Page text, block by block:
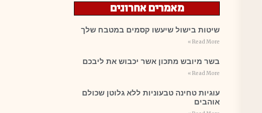
מאמרים אחרונים
שיטות בישול שיעשו קסמים במטבח שלך
Read More »
בשר מיובש מתכון אשר יכבוש את ליבכם
Read More »
עוגיות טחינה טבעוניות ללא גלוטן שכולם
אוהבים